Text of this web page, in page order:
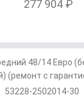
277 904 ₽
48/14 Евро
(ремонт с
53228-2502014-30